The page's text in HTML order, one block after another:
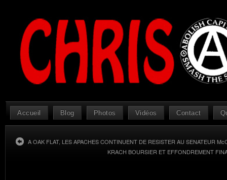
Accueil Blog Photos Vidéos Contact
A OAK FLAT, LES APACHES CONTINUENT DE RESISTER AU SENATEUR
KRACH BOURSIER ET EFFONDREMENT